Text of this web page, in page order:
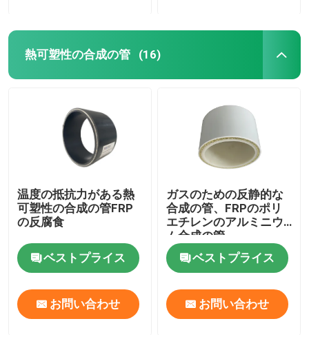
熱可塑性の合成の管 (16)
温度の抵抗力がある熱
可塑性の合成の管FRP
の反腐食
ベストプライス
お問い合わせ
ガスのための反静的な
合成の管、FRPのポリ
エチレンのアルミニウ
ム合成の管
ベストプライス
お問い合わせ